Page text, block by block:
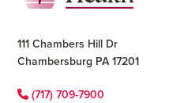
111 Chambers Hill Dr
Chambersburg PA 17201
(717) 709-7900